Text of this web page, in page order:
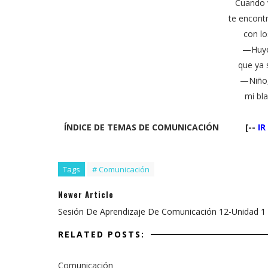
Cuando
te
con
que ya
mi
ÍNDICE DE TEMAS DE COMUNICACIÓN [--
Tags # Comunicación
Newer Article
Sesión De Aprendizaje De Comunicación 12-Unidad 1
RELATED POSTS:
Comunicación